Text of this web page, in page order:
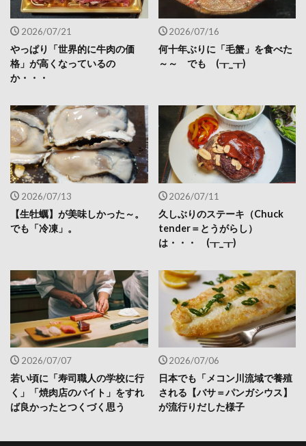
2026/07/21
やっぱり「世界的に牛肉の価
格」が高くなっているの
か・・・
2026/07/16
何十年ぶりに「毛蟹」を食べた
～～ でも (┰_┰)
2026/07/13
【生牡蠣】が美味しかった～。
でも「冷凍」。
2026/07/11
久しぶりのステーキ（Chuck
tender＝とうがらし）
は・・・ (┰_┰)
2026/07/07
若い頃に「寿司職人の学校に行
く」「焼肉店のバイト」をすれ
ば良かったとつくづく思う
2026/07/06
日本でも「メコン川流域で養殖
される【バサ＝パンガシウス】
が流行りだした様子